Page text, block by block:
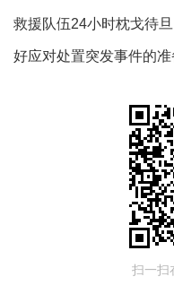
救援队伍24小时枕戈待
好应对处置突发事件的准
扫一扫